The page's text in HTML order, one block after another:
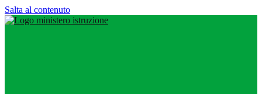
Salta al contenuto